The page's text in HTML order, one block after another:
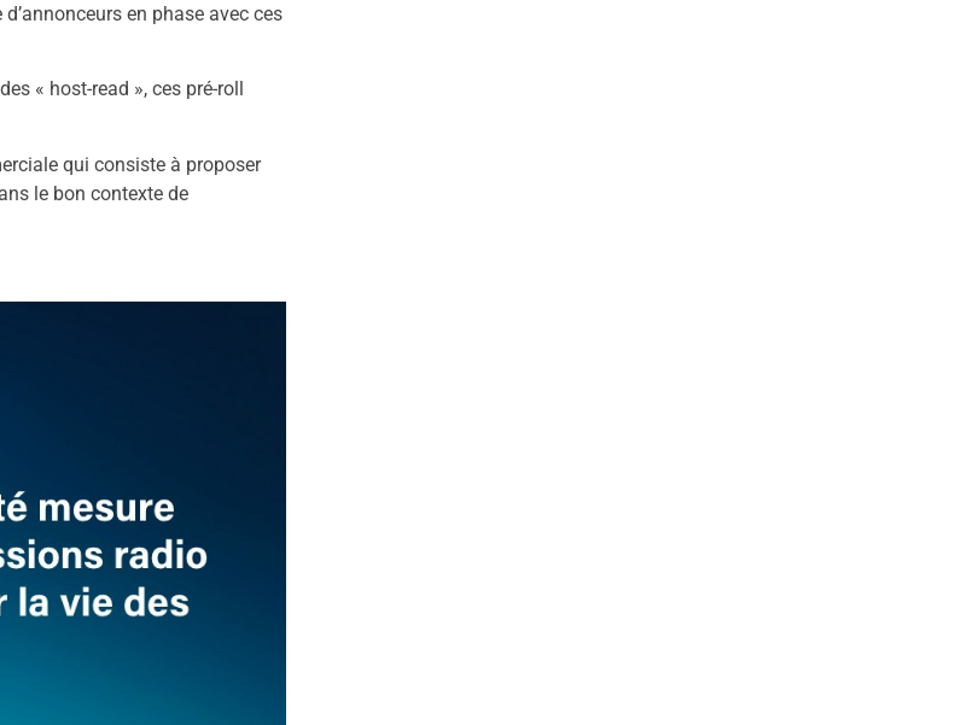
en phase avec ces
« host-read », ces pré-roll
qui consiste à proposer
le bon contexte de